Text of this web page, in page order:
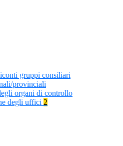
gruppi consiliari
provinciali
organi di controllo
degli uffici 2